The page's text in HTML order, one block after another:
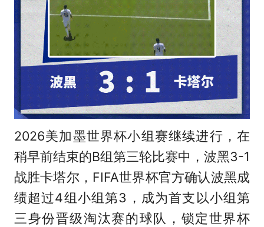
2026美加墨世界杯小组赛继续进行，在
稍早前结束的B组第三轮比赛中，波黑3-1
战胜卡塔尔，FIFA世界杯官方确认波黑成
绩超过4组小组第3，成为首支以小组第
三身份晋级淘汰赛的球队，锁定世界杯